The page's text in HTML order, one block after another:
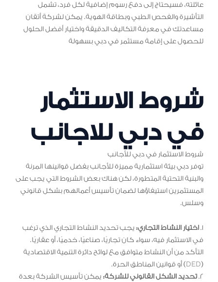
عائلته، فسيحتاج إلى دفع رسوم إضافية لكل فرد، تشمل
التأشيرة والفحص الطبي وبطاقة الهوية. يمكن لشركة أتقان
مساعدتك في معرفة التكاليف الدقيقة واختيار أفضل الحلول
للحصول على إقامة مستثمر في دبي بسهولة
شروط الاستثمار
في دبي للاجانب
شروط الاستثمار في دبي للأجانب
توفر دبي بيئة استثمارية مميزة للأجانب بفضل قوانينها المرنة
والبنية التحتية المتطورة، لكن هناك بعض الشروط التي يجب على
المستثمرين استيفاؤها لضمان تأسيس أعمالهم بشكل قانوني
وسلس.
1. اختيار النشاط التجاري: يجب تحديد النشاط التجاري الذي ترغب
في الاستثمار فيه، سواء كان تجاريًا، صناعيًا، خدميًا، أو عقاريًا.
التأكد من أن النشاط متوافق مع لوائح دائرة التنمية الاقتصادية
(DED) أو قوانين المناطق الحرة.
2. تحديد الشكل القانوني للشركة: يمكن تأسيس الشركة بعدة